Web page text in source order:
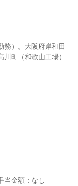
務）。大阪府岸和田
町（和歌山工場）
当金額：なし